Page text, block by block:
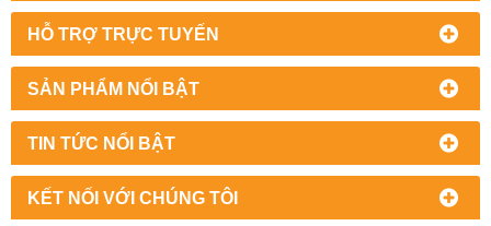
HỖ TRỢ TRỰC TUYẾN
SẢN PHẨM NỔI BẬT
TIN TỨC NỔI BẬT
KẾT NỐI VỚI CHÚNG TÔI